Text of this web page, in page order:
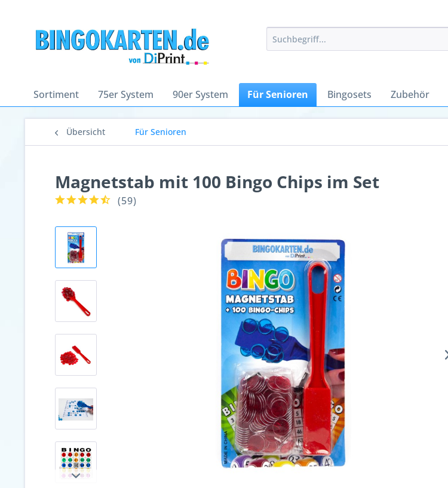
Sortiment 75er System 90er System Für Senioren Bingosets Zubehör
Übersicht Für Senioren
Magnetstab mit 100 Bingo Chips im Set
(59)